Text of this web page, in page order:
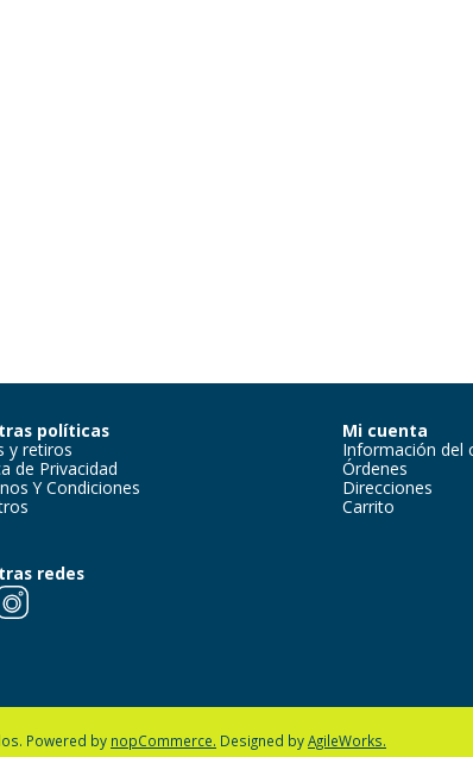
políticas
y retiros
de Privacidad
Y Condiciones
Mi cuenta
Información del
Órdenes
Direcciones
Carrito
redes
Powered by nopCommerce. Designed byAgileWorks.